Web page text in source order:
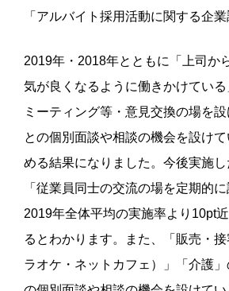
「アルバイト採用活動に関する企業
2019年・2018年とともに「上司か
気が良くなるように働きかけてい
ミーティング等・意見交換の場を
との個別面談や相談の機会を設け
める結果になりました。今後実施
「従業員同士の交流の場を定期的
2019年全体平均の実施率より10pt
るとわかります。また、「販売・
ラオケ・ネットカフェ）」「介護